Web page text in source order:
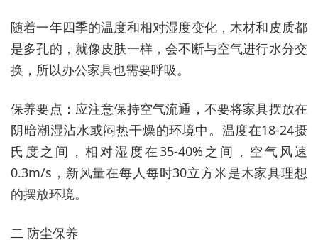
随着一年四季的温度和相对湿度变化，木材和皮质都
是多孔的，就像皮肤一样，会不断与空气进行水分交
换，所以办公家具也需要呼吸。
保养要点：应注意保持空气流通，不要将家具摆放在
阴暗潮湿沾水或闷热干燥的环境中。温度在18-24摄
氏度之间，相对湿度在35-40%之间，空气风速
0.3m/s，新风量在每人每时30立方米是木家具理想
的摆放环境。
二 防尘保养